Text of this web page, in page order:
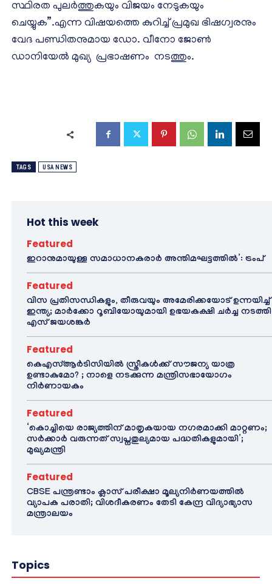
സ്ഥിരത പുലർത്തുകയും വിജയം നേടുകയും
ചെയ്യുക”.എന്ന വിഷയത്തെ കുറിച്ച് പ്രമുഖ ഭിഷഗ്വരനും
വേദ പണ്ഡിതനുമായ ഡോ. വീനോ ജോൺ
ഡാനിയേൽ മുഖ്യ പ്രഭാഷണം നടത്തും.
TAGS USA NEWS
Hot this week
Featured
ഇറാനുമായുള്ള സമാധാനകരാർ അന്തിമഘട്ടത്തിൽ‌’: ട്രംപ്
Featured
വിസ പ്രതിസന്ധികളും, തീരുവയും അമേരിക്കയോട് ഉന്നയിച്ച്
ഇന്ത്യ; മാർക്കോ റൂബിയോയുമായി ഉഭയകക്ഷി ചർച്ച നടത്തി
എസ് ജയശങ്കർ
Featured
കെഎസ്ആർടിസിയിൽ സ്ത്രീകൾക്ക് സൗജന്യ യാത്ര
ഉണ്ടാകുമോ? ; നാളെ നടക്കുന്ന മന്ത്രിസഭായോഗം
നിർണായകം
Featured
‘കൊച്ചിയെ രാജ്യത്തിന് മാതൃകയായ നഗരമാക്കി മാറ്റണം;
സർക്കാർ വരുന്നത് സ്വപ്നതുല്യമായ പദ്ധതികളുമായി’;
മുഖ്യമന്ത്രി
Featured
CBSE പന്ത്രണ്ടാം ക്ലാസ് പരീക്ഷാ മൂല്യനിർണയത്തിൽ
വ്യാപക പരാതി; വിശദീകരണം തേടി കേന്ദ്ര വിദ്യാഭ്യാസ
മന്ത്രാലയം
Topics